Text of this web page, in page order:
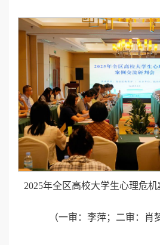
2025年全区高校大学生心理危
（一审：李萍；二审：肖